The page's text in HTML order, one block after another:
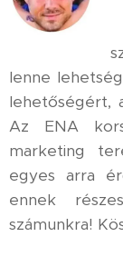
lenne
lehetőségért,
Az ENA
marketing
egyes arra
ennek
számunkra!